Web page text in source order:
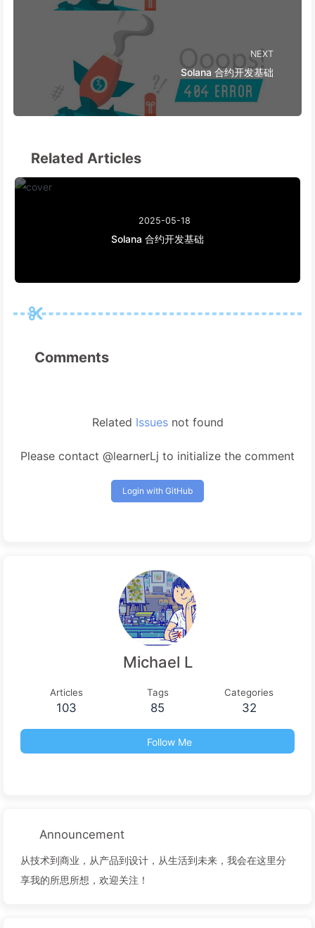
NEXT
Solana 合约开发基础
Related Articles
2025-05-18
Solana 合约开发基础
Comments
Related Issuesnot found
Please contact @learnerLj to initialize the comment
Login with GitHub
Michael L
Articles
103
Tags
85
Categories
32
Follow Me
Announcement
从技术到商业，从产品到设计，从生活到未来，我会在这里分
享我的所思所想，欢迎关注！